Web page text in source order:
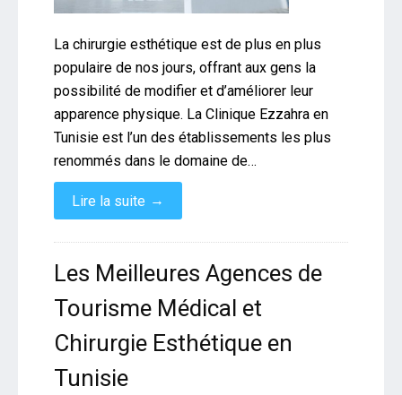
La chirurgie esthétique est de plus en plus
populaire de nos jours, offrant aux gens la
possibilité de modifier et d’améliorer leur
apparence physique. La Clinique Ezzahra en
Tunisie est l’un des établissements les plus
renommés dans le domaine de…
Lire la suite →
Les Meilleures Agences de
Tourisme Médical et
Chirurgie Esthétique en
Tunisie